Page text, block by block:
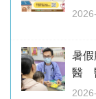
暑
醫